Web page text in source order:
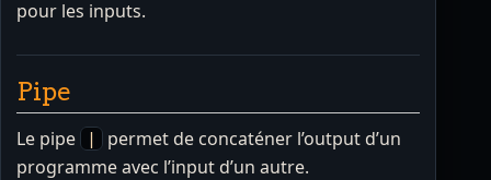
pour les inputs.
Pipe
Le pipe
permet de concaténer l’output d’un
programme avec l’input d’un autre.